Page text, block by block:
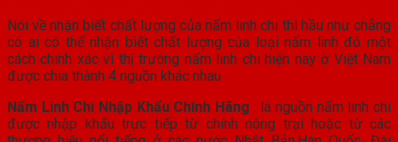
Nói về nhận biết chất lượng của nấm linh chi thì hầu như chẳng
có ai có thể nhận biết chất lượng của loại nấm linh đó một
cách chính xác vì thị trường nấm linh chi hiện nay ờ Việt Nam
được chia thành 4 nguồn khác nhau :
Nấm Linh Chi Nhập Khẩu Chính Hãng : là nguồn nấm linh chi
được nhập khẩu trực tiếp từ chính nông trại hoặc từ các